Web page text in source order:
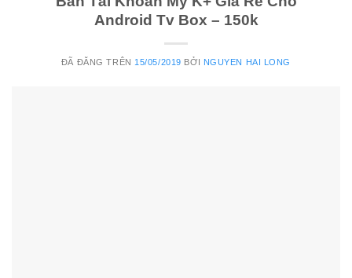
Android Tv Box – 150k
ĐÃ ĐĂNG TRÊN 15/05/2019 BỞI NGUYEN HAI LONG